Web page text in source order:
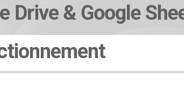
Drive & Google